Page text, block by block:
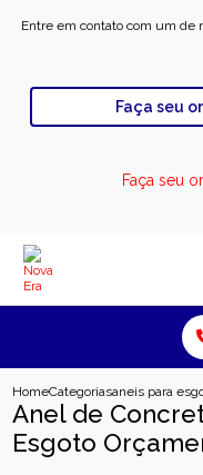
Entre em contato com um de
Faça seu
Faça seu
HomeCategoriasaneis para
Anel de
Esgoto